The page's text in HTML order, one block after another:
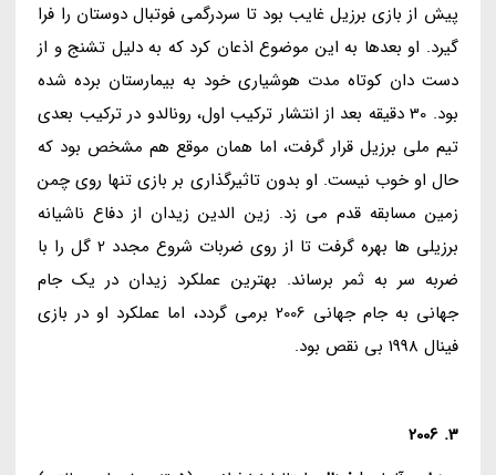
پیش از بازی برزیل غایب بود تا سردرگمی فوتبال دوستان را فرا
گیرد. او بعدها به این موضوع اذعان کرد که به دلیل تشنج و از
دست دان کوتاه مدت هوشیاری خود به بیمارستان برده شده
بود. 30 دقیقه بعد از انتشار ترکیب اول، رونالدو در ترکیب بعدی
تیم ملی برزیل قرار گرفت، اما همان موقع هم مشخص بود که
حال او خوب نیست. او بدون تاثیرگذاری بر بازی تنها روی چمن
زمین مسابقه قدم می زد. زین الدین زیدان از دفاع ناشیانه
برزیلی ها بهره گرفت تا از روی ضربات شروع مجدد 2 گل را با
ضربه سر به ثمر برساند. بهترین عملکرد زیدان در یک جام
جهانی به جام جهانی 2006 برمی گردد، اما عملکرد او در بازی
فینال 1998 بی نقص بود.
3. 2006